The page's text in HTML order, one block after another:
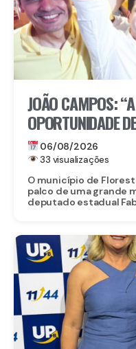
JOÃO CAMPOS:
OPORTUNIDADE
BOM PELA FRENTE”
06/08/2026
33 visualizações
O município de
palco de uma grande
deputado estadual